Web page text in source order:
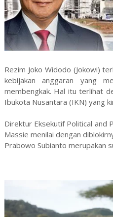
Rezim Joko Widodo (Jokowi)
kebijakan anggaran yang
membengkak. Hal itu terlihat
Ibukota Nusantara (IKN) yang
Direktur Eksekutif Political and
Massie menilai dengan
Prabowo Subianto merupakan